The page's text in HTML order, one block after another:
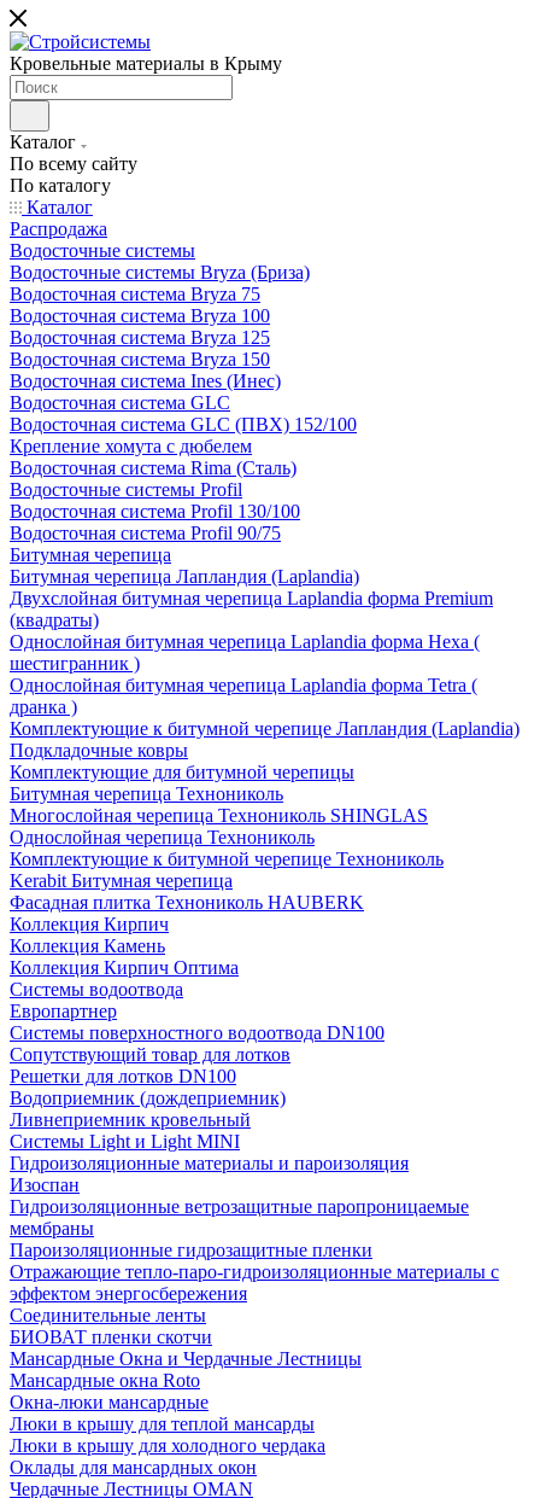
Кровельные материалы в Крыму
Каталог
По всему сайту
По каталогу
Каталог
Распродажа
Водосточные системы
Водосточные системы Bryza (Бриза)
Водосточная система Bryza 75
Водосточная система Bryza 100
Водосточная система Bryza 125
Водосточная система Bryza 150
Водосточная система Ines (Инес)
Водосточная система GLC
Водосточная система GLC (ПВХ) 152/100
Крепление хомута с дюбелем
Водосточная система Rima (Сталь)
Водосточные системы Profil
Водосточная система Profil 130/100
Водосточная система Profil 90/75
Битумная черепица
Битумная черепица Лапландия (Laplandia)
Двухслойная битумная черепица Laplandia форма Premium
(квадраты)
Однослойная битумная черепица Laplandia форма Hexa (
шестигранник )
Однослойная битумная черепица Laplandia форма Tetra (
дранка )
Комплектующие к битумной черепице Лапландия (Laplandia)
Подкладочные ковры
Комплектующие для битумной черепицы
Битумная черепица Технониколь
Многослойная черепица Технониколь SHINGLAS
Однослойная черепица Технониколь
Комплектующие к битумной черепице Технониколь
Kerabit Битумная черепица
Фасадная плитка Технониколь HAUBERK
Кол​лекция Кирпич
Кол​лекция Камень
Коллекция Кирпич Оптима
Системы водоотвода
Европартнер
Системы поверхностного водоотвода DN100
Сопутствующий товар для лотков
Решетки для лотков DN100
Водоприемник (дождеприемник)
Ливнеприемник кровельный
Системы Light и Light MINI
Гидроизоляционные материалы и пароизоляция
Изоспан
Гидроизоляционные ветрозащитные паропроницаемые
мембраны
Пароизоляционные гидрозащитные пленки
Отражающие тепло-паро-гидроизоляционные материалы с
эффектом энергосбережения
Соединительные ленты
БИОВАТ пленки скотчи
Мансардные Окна и Чердачные Лестницы
Мансардные окна Roto
Окна-люки мансардные
Люки в крышу для теплой мансарды
Люки в крышу для холодного чердака
Оклады для мансардных окон
Чердачные Лестницы OMAN